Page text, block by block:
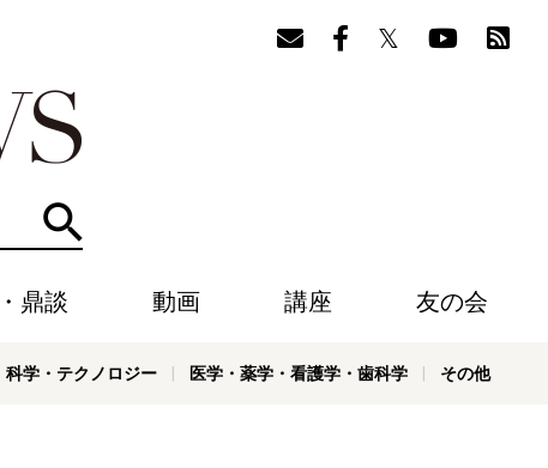
検索
鼎談 動画 講座 友の会
科学・テクノロジー 医学・薬学・看護学・歯科学 その他